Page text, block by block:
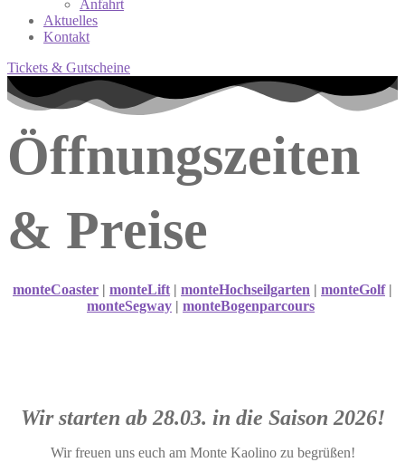
Anfahrt
Aktuelles
Kontakt
Tickets & Gutscheine
Öffnungs­zeiten
& Preise
monteCoaster | monteLift | monteHochseilgarten | monteGolf|
monteSegway | monteBogenparcours
Wir starten ab 28.03. in die Saison 2026!
Wir freuen uns euch am Monte Kaolino zu begrüßen!